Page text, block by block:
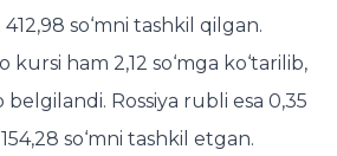
412,98 so‘mni tashkil qilgan.
ham 2,12 so‘mga ko‘tarilib,
belgilandi. Rossiya rubli esa 0,35
so‘mni tashkil etgan.